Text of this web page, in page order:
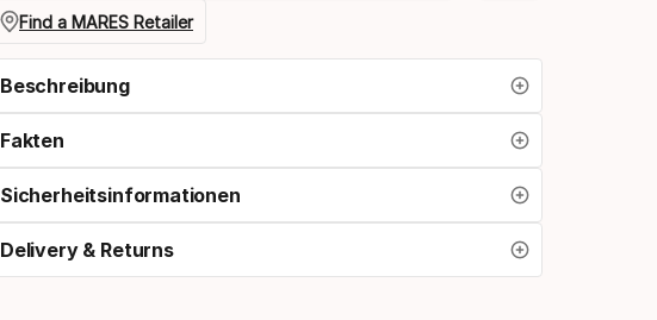
Find a MARES Retailer
Beschreibung
Fakten
Sicherheitsinformationen
Delivery & Returns